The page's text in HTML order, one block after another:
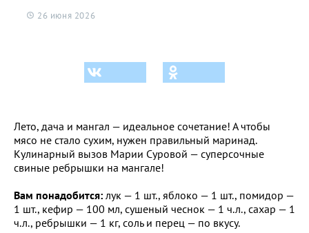
26 июня 2026
Лето, дача и мангал — идеальное сочетание! А чтобы
мясо не стало сухим, нужен правильный маринад.
Кулинарный вызов Марии Суровой — суперсочные
свиные ребрышки на мангале!
Вам понадобится: лук — 1 шт., яблоко — 1 шт., помидор —
1 шт., кефир — 100 мл, сушеный чеснок — 1 ч.л., сахар — 1
ч.л., ребрышки — 1 кг, соль и перец — по вкусу.